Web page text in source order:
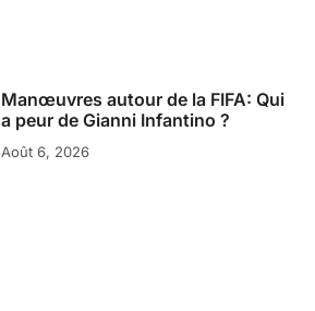
Manœuvres autour de la FIFA: Qui
a peur de Gianni Infantino ?
Août 6, 2026